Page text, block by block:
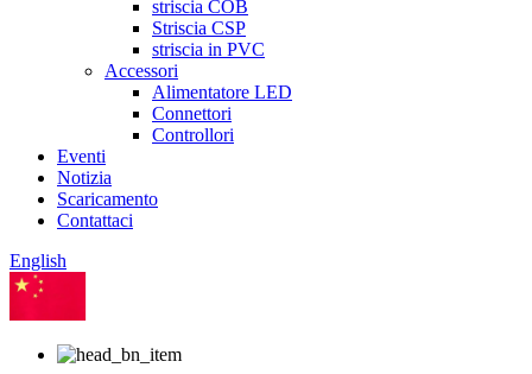
striscia COB
Striscia CSP
striscia in PVC
Accessori
Alimentatore LED
Connettori
Controllori
Eventi
Notizia
Scaricamento
Contattaci
English